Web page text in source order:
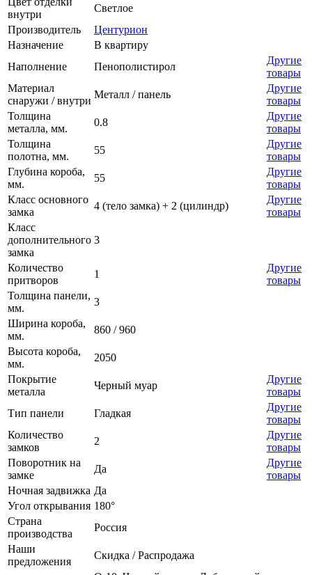
внутри
Светлое
Производитель
Центурион
Назначение
В квартиру
Наполнение
Пенополистирол
Другие
товары
Материал
снаружи / внутри
Металл / панель
Другие
товары
Толщина
металла, мм.
0.8
Другие
товары
Толщина
полотна, мм.
55
Другие
товары
Глубина короба,
мм.
55
Другие
товары
Класс основного
замка
4 (тело замка) + 2 (цилиндр)
Другие
товары
Класс
дополнительного
замка
3
Количество
притворов
1
Другие
товары
Толщина панели,
мм.
3
Ширина короба,
мм.
860 / 960
Высота короба,
мм.
2050
Покрытие
металла
Черный муар
Другие
товары
Тип панели
Гладкая
Другие
товары
Количество
замков
2
Другие
товары
Поворотник на
замке
Да
Другие
товары
Ночная задвижка Да
Угол открывания 180°
Страна
производства
Россия
Наши
предложения
Скидка / Распродажа